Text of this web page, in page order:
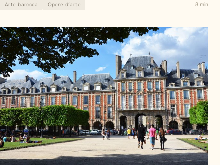
Arte barocca Opere d’arte 8 min